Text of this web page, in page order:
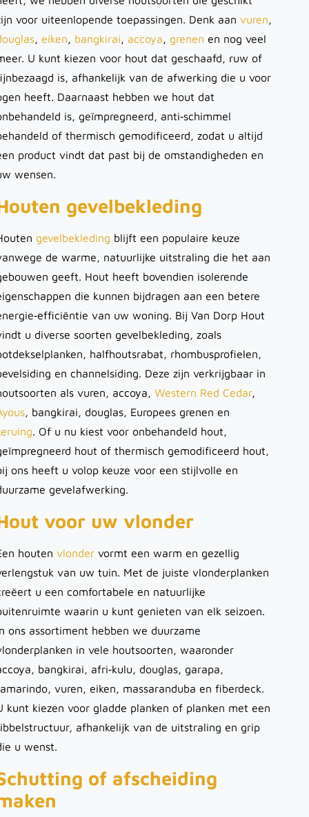
voor uiteenlopende toepassingen. Denk aan vuren,
, eiken, bangkirai, accoya, grenen en nog veel
U kunt kiezen voor hout dat geschaafd, ruw of
is, afhankelijk van de afwerking die u voor
heeft. Daarnaast hebben we hout dat
is, geïmpregneerd, anti‑schimmel
of thermisch gemodificeerd, zodat u altijd
product vindt dat past bij de omstandigheden en
wensen.
gevelbekleding
gevelbekleding blijft een populaire keuze
de warme, natuurlijke uitstraling die het aan
geeft. Hout heeft bovendien isolerende
die kunnen bijdragen aan een betere
van uw woning. Bij Van Dorp Hout
u diverse soorten gevelbekleding, zoals
halfhoutsrabat, rhombusprofielen,
en channelsiding. Deze zijn verkrijgbaar in
als vuren, accoya, Western Red Cedar,
, bangkirai, douglas, Europees grenen en
. Of u nu kiest voor onbehandeld hout,
hout of thermisch gemodificeerd hout,
ons heeft u volop keuze voor een stijlvolle en
gevelafwerking.
voor uw vlonder
houten vlonder vormt een warm en gezellig
van uw tuin. Met de juiste vlonderplanken
u een comfortabele en natuurlijke
waarin u kunt genieten van elk seizoen.
ons assortiment hebben we duurzame
in vele houtsoorten, waaronder
bangkirai, afri‑kulu, douglas, garapa,
vuren, eiken, massaranduba en fiberdeck.
kunt kiezen voor gladde planken of planken met een
afhankelijk van de uitstraling en grip
u wenst.
of afscheiding